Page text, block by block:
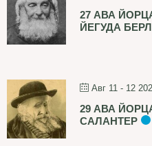
27 АВА
ЙЕГУДА
Авг 11 - 12
29 АВА
САЛАНТЕР